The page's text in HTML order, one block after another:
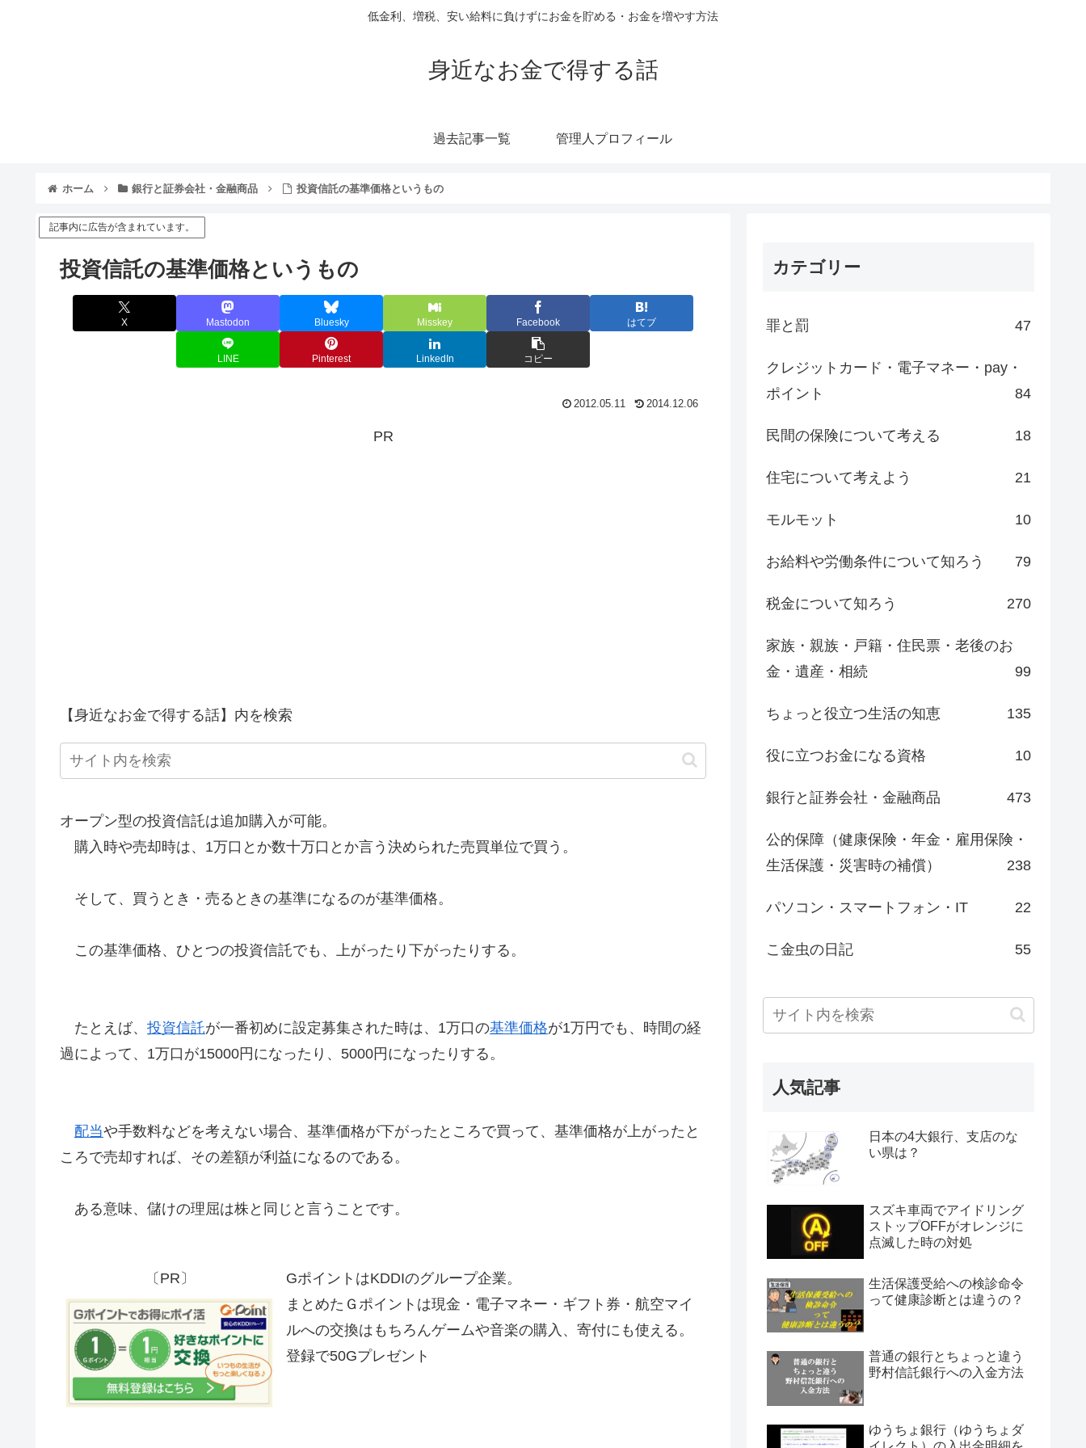
低金利、増税、安い給料に負けずにお金を貯める・お金を増やす方法
身近なお金で得する話
過去記事一覧 管理人プロフィール
ホーム 銀行と証券会社・金融商品 投資信託の基準価格というもの
記事内に広告が含まれています。
投資信託の基準価格というもの
X Mastodon Bluesky Misskey Facebook はてブ
LINE Pinterest LinkedIn コピー
2012.05.11 2014.12.06
PR
【身近なお金で得する話】内を検索
オープン型の投資信託は追加購入が可能。
購入時や売却時は、1万口とか数十万口とか言う決められた売買単位で買う。
そして、買うとき・売るときの基準になるのが基準価格。
この基準価格、ひとつの投資信託でも、上がったり下がったりする。
たとえば、 投資信託が一番初めに設定募集された時は、1万口の基準価格が1万円でも、時間の経
過によって、1万口が15000円になったり、5000円になったりする。
配当や手数料などを考えない場合、基準価格が下がったところで買って、基準価格が上がったと
ころで売却すれば、その差額が利益になるのである。
ある意味、儲けの理屈は株と同じと言うことです。
〔PR〕
GポイントはKDDIのグループ企業。
まとめたＧポイントは現金・電子マネー・ギフト券・航空マイ
ルへの交換はもちろんゲームや音楽の購入、寄付にも使える。
登録で50Gプレゼント
カテゴリー
罪と罰 47
クレジットカード・電子マネー・pay・
ポイント
84
民間の保険について考える 18
住宅について考えよう 21
モルモット 10
お給料や労働条件について知ろう 79
税金について知ろう 270
家族・親族・戸籍・住民票・老後のお
金・遺産・相続
99
ちょっと役立つ生活の知恵 135
役に立つお金になる資格 10
銀行と証券会社・金融商品 473
公的保障（健康保険・年金・雇用保険・
生活保護・災害時の補償）
238
パソコン・スマートフォン・IT 22
こ金虫の日記 55
人気記事
日本の4大銀行、支店のな
い県は？
スズキ車両でアイドリング
ストップOFFがオレンジに
点滅した時の対処
生活保護受給への検診命令
って健康診断とは違うの？
普通の銀行とちょっと違う
野村信託銀行への入金方法
ゆうちょ銀行（ゆうちょダ